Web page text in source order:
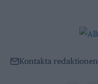
Kontakta redaktionen